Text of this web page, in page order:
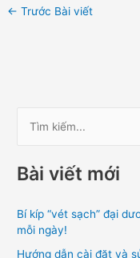
← Trước Bài viết
m
i
ế
Bài viết mới
Bí kíp “vét sạch” đại
mỗi ngày!
Hướng dẫn cài đặt và